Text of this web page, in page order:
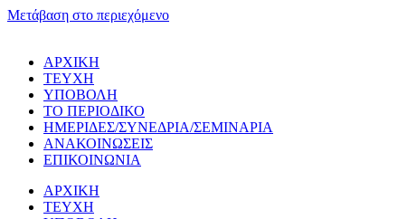
Μετάβαση στο περιεχόμενο
ΑΡΧΙΚΗ
ΤΕΥΧΗ
ΥΠΟΒΟΛΗ
ΤΟ ΠΕΡΙΟΔΙΚΟ
ΗΜΕΡΙΔΕΣ/ΣΥΝΕΔΡΙΑ/ΣΕΜΙΝΑΡΙΑ
ΑΝΑΚΟΙΝΩΣΕΙΣ
ΕΠΙΚΟΙΝΩΝΙΑ
ΑΡΧΙΚΗ
ΤΕΥΧΗ